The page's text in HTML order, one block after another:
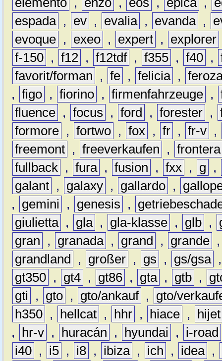
espada , ev , evalia , evanda ,
evoque , exeo , expert , explorer
f-150 , f12 , f12tdf , f355 , f40 ,
favorit/forman
, fe , felicia ,
, figo , fiorino , firmenfahrzeuge ,
fluence , focus , ford , forester ,
formore , fortwo , fox , fr , fr-v ,
freemont , freeverkaufen , frontera
fullback , fura , fusion , fxx , g
,
galant , galaxy , gallardo ,
,
gemini , genesis ,
giulietta , gla , gla-klasse , glb ,
gran
, granada , grand , grande
grandland
, großer , gs , gs/gsa
gt350 , gt4 , gt86 , gta , gtb ,
gti
, gto , gto/ankauf ,
gto/
h350 , hellcat , hhr , hiace ,
hijet
,
hr-v , huracán , hyundai ,
i-road
i40 , i5 , i8 , ibiza , ich , idea ,